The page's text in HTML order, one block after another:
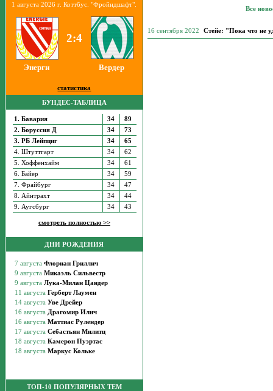
1 августа 2026 г. Коттбус. "Фройндшафт".
2:4
Энерги Вердер
статистика
БУНДЕС-ТАБЛИЦА
1. Бавария 34
89
2. Боруссия Д
34
73
3. РБ Лейпциг
34
65
4. Штуттгарт
34
62
5. Хоффенхайм
34
61
6. Байер
34
59
7. Фрайбург
34
47
8. Айнтрахт
34
44
9. Аугсбург
34 43
смотреть полностью >>
ДНИ РОЖДЕНИЯ
ТОП-10 ПОПУЛЯРНЫХ ТЕМ
Все
16 сентября 2022 Стейе: "Пока что не